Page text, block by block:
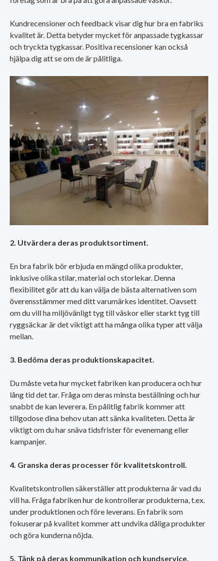
Kundrecensioner och feedback visar dig hur bra en fabriks
kvalitet är. Detta betyder mycket för anpassade tygkassar
och tryckta tygkassar. Positiva recensioner kan också
hjälpa dig att se om de är pålitliga.
2. Utvärdera deras produktsortiment.
En bra fabrik bör erbjuda en mängd olika produkter,
inklusive olika stilar, material och storlekar. Denna
flexibilitet gör att du kan välja de bästa alternativen som
överensstämmer med ditt varumärkes identitet. Oavsett
om du vill ha miljövänligt tyg till väskor eller starkt tyg till
ryggsäckar är det viktigt att ha många olika typer att välja
mellan.
3. Bedöma deras produktionskapacitet.
Du måste veta hur mycket fabriken kan producera och hur
lång tid det tar. Fråga om deras minsta beställning och hur
snabbt de kan leverera. En pålitlig fabrik kommer att
tillgodose dina behov utan att sänka kvaliteten. Detta är
viktigt om du har snäva tidsfrister för evenemang eller
kampanjer.
4. Granska deras processer för kvalitetskontroll.
Kvalitetskontrollen säkerställer att produkterna är vad du
vill ha. Fråga fabriken hur de kontrollerar produkterna, t.ex.
under produktionen och före leverans. En fabrik som
fokuserar på kvalitet kommer att undvika dåliga produkter
och göra kunderna nöjda.
5. Tänk på deras kommunikation och kundservice.